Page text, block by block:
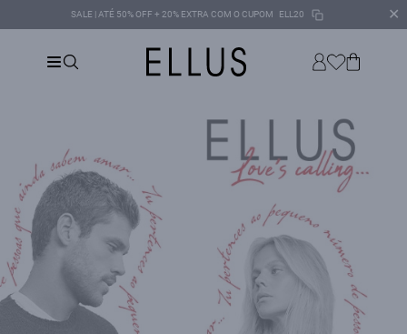
SALE | ATÉ 50% OFF + 20% EXTRA COM O CUPOM ELL20 ✕